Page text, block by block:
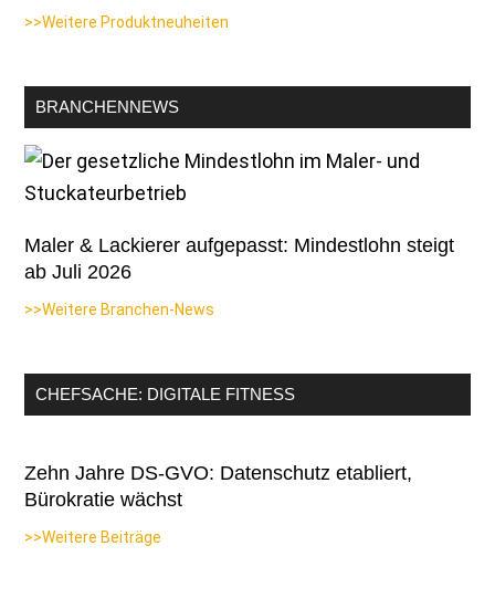
>>Weitere Produktneuheiten
BRANCHENNEWS
Maler & Lackierer aufgepasst: Mindestlohn steigt
ab Juli 2026
>>Weitere Branchen-News
CHEFSACHE: DIGITALE FITNESS
Zehn Jahre DS-GVO: Datenschutz etabliert,
Bürokratie wächst
>>Weitere Beiträge